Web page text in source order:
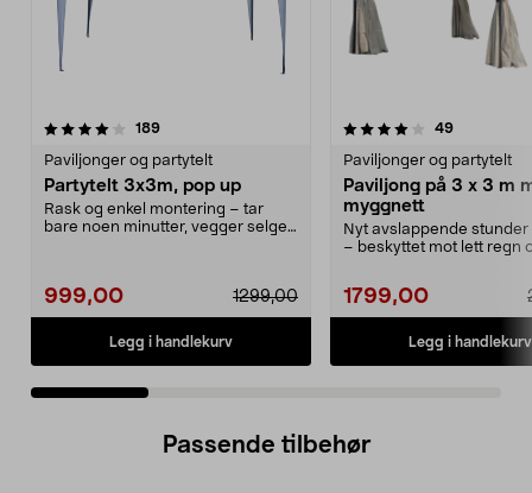
189anmeldelser
Paviljonger og partytelt
Partytelt 3x3m, pop up
Rask og enkel montering – tar
bare noen minutter, vegger selges
999,00 1299,00
Legg i handlekurv
4.0 av 5 stjerner 49
Paviljonger og partytelt
Paviljong på 3 x 3 m
myggnett
Nyt avslappende stunder
– beskyttet mot lett regn
1799,00
Legg i handlekurv
4.0 av 5 stjerner
Passende tilbehør